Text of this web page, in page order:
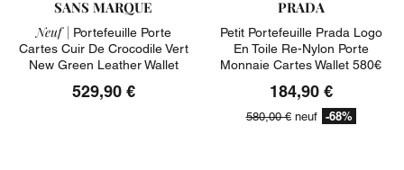
SANS MARQUE
Neuf | Portefeuille Porte
Cartes Cuir De Crocodile Vert
New Green Leather Wallet
529,90 €
PRADA
Petit Portefeuille Prada Logo
En Toile Re-Nylon Porte
Monnaie Cartes Wallet 580€
184,90 €
580,00 €neuf -68%